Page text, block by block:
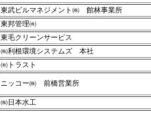
東武ビルマネジメント㈱ 館林事業所
東邦管理㈲
東毛クリーンサービス
㈱利根環境システムズ 本社
㈲トラスト
ニッコー㈱ 前橋営業所
㈱日本水工